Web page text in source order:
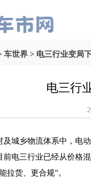
车世界 > 电三行业变局
电三行
及城乡物流体系中，电
前电三行业已经从价格
拉货、更合规”。